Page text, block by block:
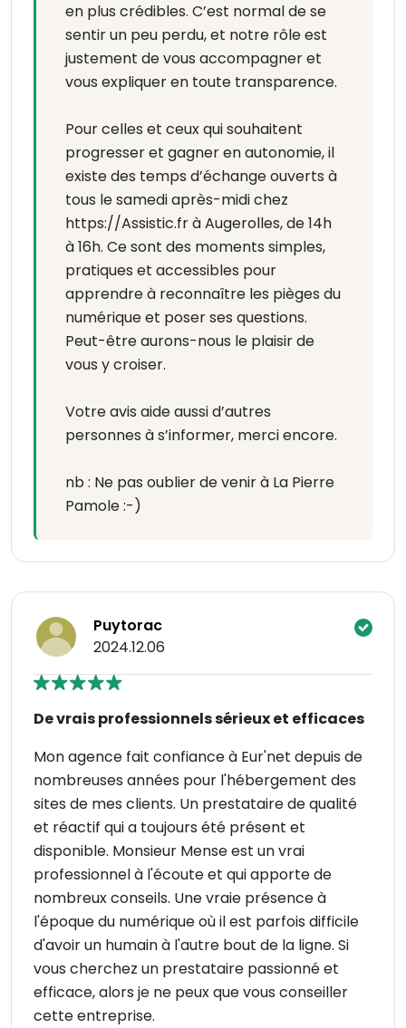
en plus crédibles. C’est normal de se
sentir un peu perdu, et notre rôle est
justement de vous accompagner et
vous expliquer en toute transparence.
Pour celles et ceux qui souhaitent
progresser et gagner en autonomie, il
existe des temps d’échange ouverts à
tous le samedi après-midi chez
https://Assistic.fr à Augerolles, de 14h
à 16h. Ce sont des moments simples,
pratiques et accessibles pour
apprendre à reconnaître les pièges du
numérique et poser ses questions.
Peut-être aurons-nous le plaisir de
vous y croiser.
Votre avis aide aussi d’autres
personnes à s’informer, merci encore.
nb : Ne pas oublier de venir à La Pierre
Pamole :-)
Puytorac
2024.12.06
De vrais professionnels sérieux et efficaces
Mon agence fait confiance à Eur'net depuis de
nombreuses années pour l'hébergement des
sites de mes clients. Un prestataire de qualité
et réactif qui a toujours été présent et
disponible. Monsieur Mense est un vrai
professionnel à l'écoute et qui apporte de
nombreux conseils. Une vraie présence à
l'époque du numérique où il est parfois difficile
d'avoir un humain à l'autre bout de la ligne. Si
vous cherchez un prestataire passionné et
efficace, alors je ne peux que vous conseiller
cette entreprise.